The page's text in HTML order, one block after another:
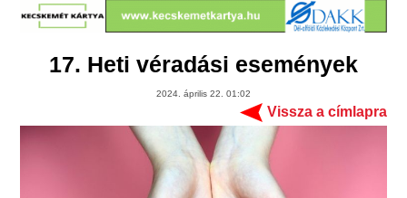
17. Heti véradási események
2024. április 22. 01:02
Vissza a címlapra